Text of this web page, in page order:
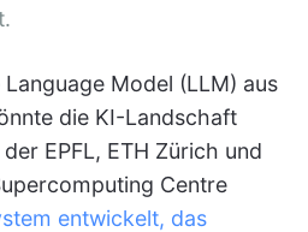
Language Model (LLM) aus
die KI-Landschaft
EPFL, ETH Zürich und
Centre
entwickelt, das